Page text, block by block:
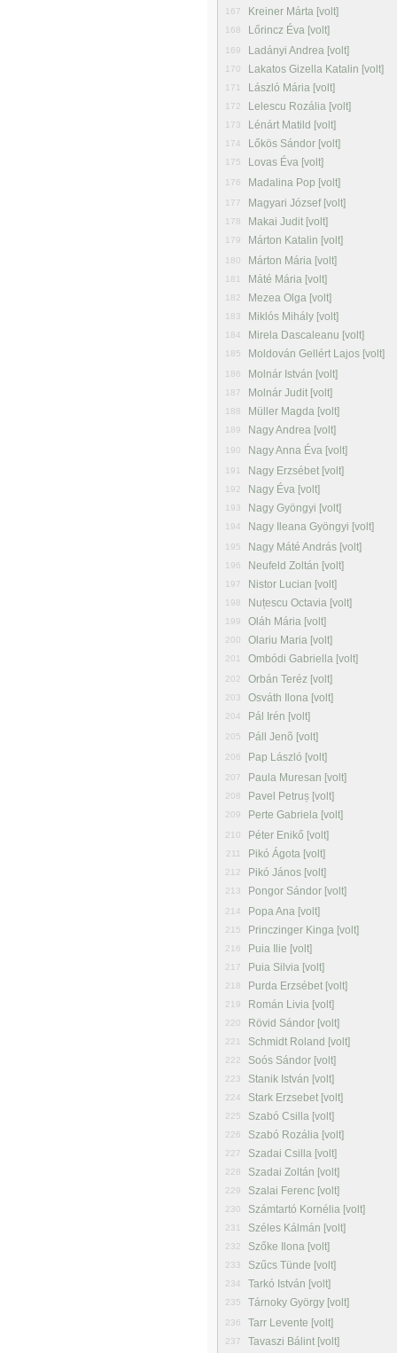
167 Kreiner Márta [volt]
168 Lőrincz Éva [volt]
169 Ladányi Andrea [volt]
170 Lakatos Gizella Katalin [volt]
171 László Mária [volt]
172 Lelescu Rozália [volt]
173 Lénárt Matild [volt]
174 Lőkös Sándor [volt]
175 Lovas Éva [volt]
176 Madalina Pop [volt]
177 Magyari József [volt]
178 Makai Judit [volt]
179 Márton Katalin [volt]
180 Márton Mária [volt]
181 Máté Mária [volt]
182 Mezea Olga [volt]
183 Miklós Mihály [volt]
184 Mirela Dascaleanu [volt]
185 Moldován Gellért Lajos [volt]
186 Molnár István [volt]
187 Molnár Judit [volt]
188 Müller Magda [volt]
189 Nagy Andrea [volt]
190 Nagy Anna Éva [volt]
191 Nagy Erzsébet [volt]
192 Nagy Éva [volt]
193 Nagy Gyöngyi [volt]
194 Nagy Ileana Gyöngyi [volt]
195 Nagy Máté András [volt]
196 Neufeld Zoltán [volt]
197 Nistor Lucian [volt]
198 Nuțescu Octavia [volt]
199 Oláh Mária [volt]
200 Olariu Maria [volt]
201 Ombódi Gabriella [volt]
202 Orbán Teréz [volt]
203 Osváth Ilona [volt]
204 Pál Irén [volt]
205 Páll Jenõ [volt]
206 Pap László [volt]
207 Paula Muresan [volt]
208 Pavel Petruș [volt]
209 Perte Gabriela [volt]
210 Péter Enikő [volt]
211 Pikó Ágota [volt]
212 Pikó János [volt]
213 Pongor Sándor [volt]
214 Popa Ana [volt]
215 Princzinger Kinga [volt]
216 Puia Ilie [volt]
217 Puia Silvia [volt]
218 Purda Erzsébet [volt]
219 Román Livia [volt]
220 Rövid Sándor [volt]
221 Schmidt Roland [volt]
222 Soós Sándor [volt]
223 Stanik István [volt]
224 Stark Erzsebet [volt]
225 Szabó Csilla [volt]
226 Szabó Rozália [volt]
227 Szadai Csilla [volt]
228 Szadai Zoltán [volt]
229 Szalai Ferenc [volt]
230 Számtartó Kornélia [volt]
231 Széles Kálmán [volt]
232 Szőke Ilona [volt]
233 Szűcs Tünde [volt]
234 Tarkó István [volt]
235 Tárnoky György [volt]
236 Tarr Levente [volt]
237 Tavaszi Bálint [volt]